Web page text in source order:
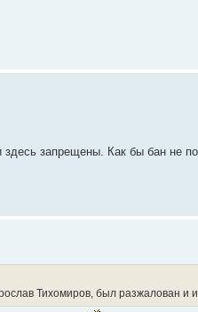
запрещены. Как бы бан не
Тихомиров, был разжалован и